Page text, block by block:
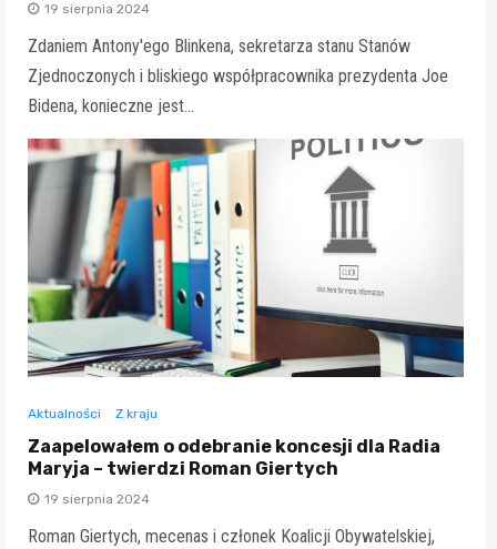
19 sierpnia 2024
Zdaniem Antony'ego Blinkena, sekretarza stanu Stanów
Zjednoczonych i bliskiego współpracownika prezydenta Joe
Bidena, konieczne jest…
Aktualności Z kraju
Zaapelowałem o odebranie koncesji dla Radia
Maryja – twierdzi Roman Giertych
19 sierpnia 2024
Roman Giertych, mecenas i członek Koalicji Obywatelskiej,